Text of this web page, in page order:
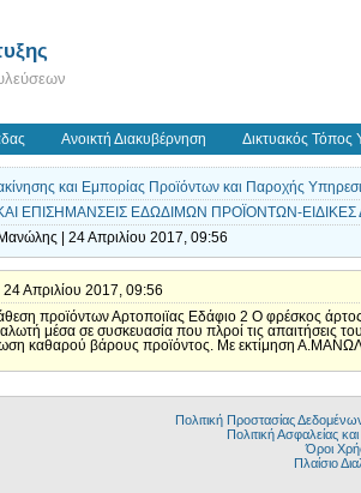
Ανοικτή Διακυβέρνηση Δικτυακός Τόπος
και Εμπορίας Προϊόντων και Παροχής
ΕΠΙΣΗΜΑΝΣΕΙΣ ΕΔΩΔΙΜΩΝ ΠΡΟΪΟΝΤΩΝ-ΕΙΔΙΚΕΣ
| 24 Απριλίου 2017, 09:56
24 Απριλίου 2017, 09:56
προϊόντων Αρτοποιϊας Εδάφιο 2 Ο φρέσκος
μέσα σε συσκευασία που πλροί τις απαιτήσεις
καθαρού βάρους προϊόντος. Με εκτίμηση
Πολιτική Προστασίας
Πολιτική Ασφαλείας
Όροι
Πλαίσιο